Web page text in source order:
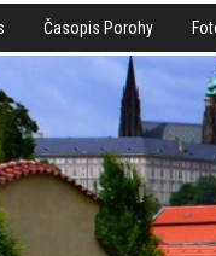
Časopis Porohy